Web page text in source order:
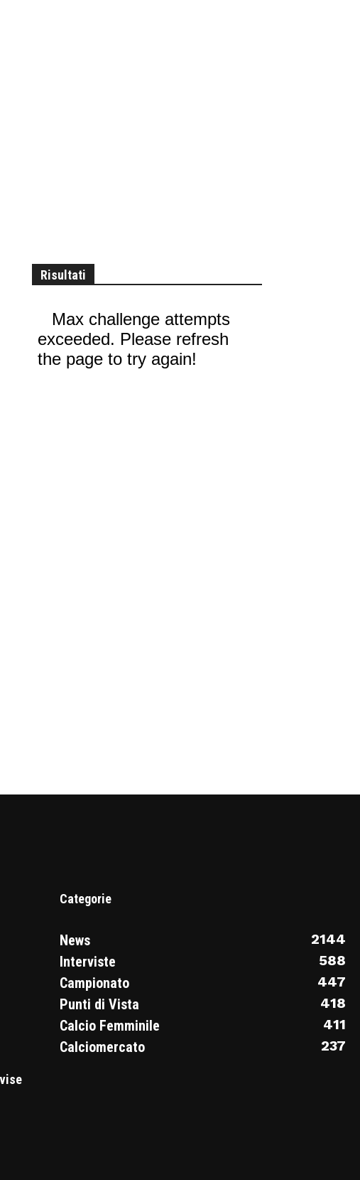
Risultati
Categorie
News
2144
Interviste
588
Campionato
447
Punti di Vista
418
Calcio Femminile
411
Calciomercato
237